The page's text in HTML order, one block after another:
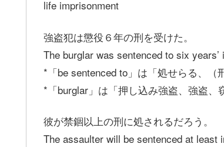
life imprisonment
強盗犯は懲役６年の刑を受けた。
The burglar was sentenced to six years’
*「be sentenced to」は「処せらる、（
*「burglar」は「押し込み強盗、強盗、
彼が禁錮以上の刑に処されるだろう。
The assaulter will be sentenced at least